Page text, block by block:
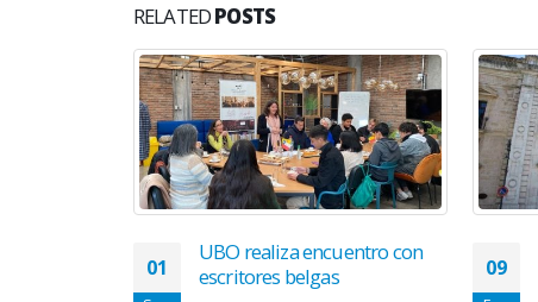
RELATEDPOSTS
01
UBO realiza encuentro con
escritores belgas
09